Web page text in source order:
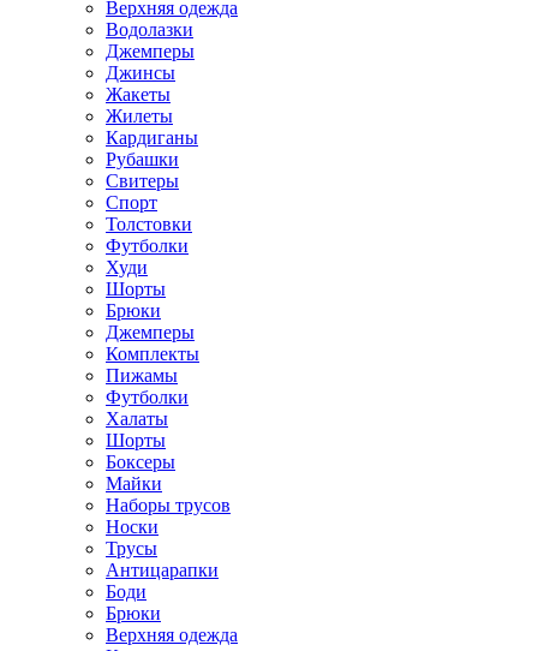
Верхняя одежда
Водолазки
Джемперы
Джинсы
Жакеты
Жилеты
Кардиганы
Рубашки
Свитеры
Спорт
Толстовки
Футболки
Худи
Шорты
Брюки
Джемперы
Комплекты
Пижамы
Футболки
Халаты
Шорты
Боксеры
Майки
Наборы трусов
Носки
Трусы
Антицарапки
Боди
Брюки
Верхняя одежда